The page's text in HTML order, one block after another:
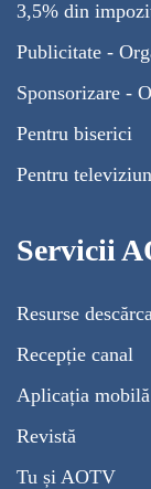
3,5% din
Publicitate -
Sponsorizare -
Pentru biserici
Pentru
Servicii
Resurse
Recepție canal
Aplicația mobilă
Revistă
Tu și AOTV